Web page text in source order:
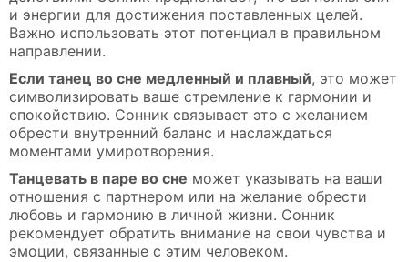
и энергии для достижения поставленных целей.
Важно использовать этот потенциал в правильном
направлении.
Если танец во сне медленный и плавный, это может
символизировать ваше стремление к гармонии и
спокойствию. Сонник связывает это с желанием
обрести внутренний баланс и наслаждаться
моментами умиротворения.
Танцевать в паре во сне может указывать на ваши
отношения с партнером или на желание обрести
любовь и гармонию в личной жизни. Сонник
рекомендует обратить внимание на свои чувства и
эмоции, связанные с этим человеком.